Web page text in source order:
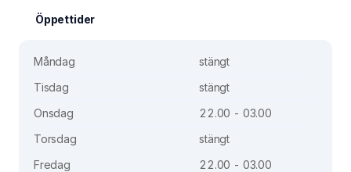
Öppettider
Måndag
stängt
Tisdag
stängt
Onsdag
22.00 - 03.00
Torsdag
stängt
Fredag
22.00 - 03.00